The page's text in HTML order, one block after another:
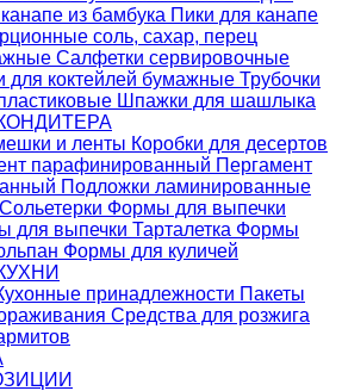
из бамбука Пики для канапе
соль, сахар, перец
Салфетки сервировочные
для коктейлей бумажные Трубочки
Шпажки для шашлыка
и ленты Коробки для десертов
парафинированный Пергамент
Подложки ламинированные
Сольетерки Формы для выпечки
для выпечки Тарталетка Формы
Формы для куличей
принадлежности Пакеты
Средства для розжига